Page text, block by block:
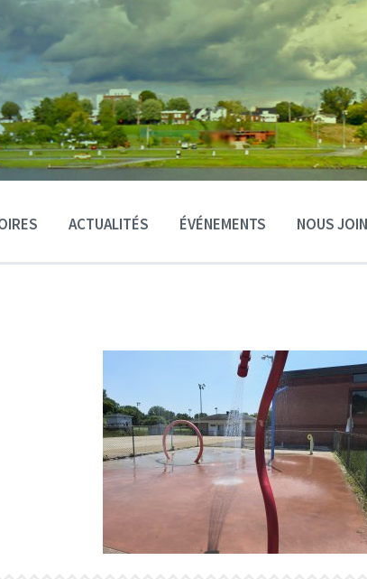
ACTUALITÉS ÉVÉNEMENTS NOUS